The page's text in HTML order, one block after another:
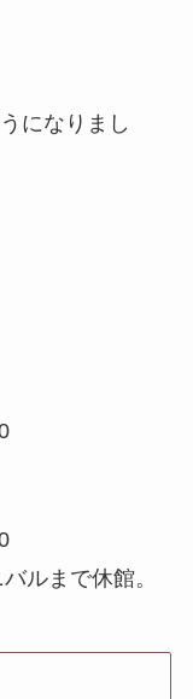
になりまし
ルまで休館。